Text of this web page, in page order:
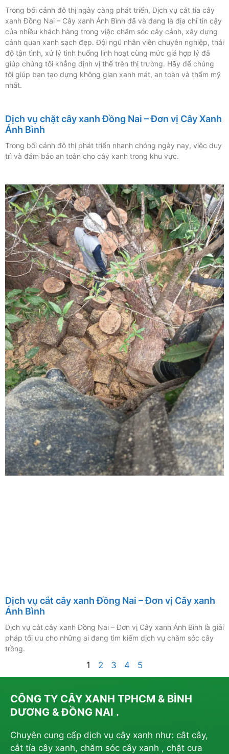
Trong bối cảnh đô thị ngày càng phát triển, Dịch vụ cắt tỉa cây
xanh Đồng Nai – Cây xanh Ánh Bình đã và đang là địa chỉ tin cậy
của nhiều khách hàng trong việc chăm sóc cây cảnh, xây dựng
cảnh quan xanh sạch đẹp. Đội ngũ nhân viên chuyên nghiệp, thái
độ tận tình, xử lý tình huống linh hoạt cùng mức giá hợp lý đã
giúp chúng tôi khẳng định vị thế trên thị trường. Hãy để chúng
tôi giúp bạn tạo dựng không gian xanh mát, an toàn và thẩm mỹ
nhất.
Dịch vụ chặt cây xanh Đồng Nai – Đơn vị Cây Xanh
Ánh Bình
Trong bối cảnh đô thị phát triển nhanh chóng ngày nay, việc duy
trì và đảm bảo an toàn cho cây xanh trong khu vực.
Dịch vụ cắt cây xanh Đồng Nai – Đơn vị Cây xanh
Ánh Bình
Dịch vụ cắt cây xanh Đồng Nai – Đơn vị Cây xanh Ánh Bình là giải
pháp tối ưu cho những ai đang tìm kiếm dịch vụ chăm sóc cây
trồng.
1 2 3 4 5
CÔNG TY CÂY XANH TPHCM & BÌNH
DƯƠNG & ĐỒNG NAI .
Chuyên cung cấp dịch vụ cây xanh như: cắt cây,
cắt tỉa cây xanh, chăm sóc cây xanh , chặt cưa